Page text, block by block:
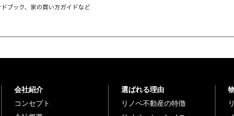
会社紹介
コンセプト
選ばれる理由
リノベ不動産の特徴